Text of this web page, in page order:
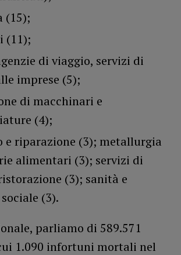
(15);
(11);
di viaggio, servizi di
imprese (5);
di macchinari e
(4);
e riparazione (3); metallurgia
alimentari (3); servizi di
(3); sanità e
(3).
parliamo di 589.571
1.090 infortuni mortali nel